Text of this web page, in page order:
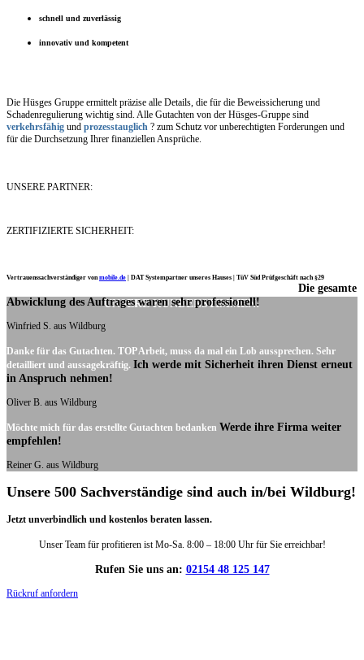
schnell und zuverlässig
innovativ und kompetent
Die Hüsges Gruppe ermittelt präzise alle Details, die für die Beweissicherung und
Schadenregulierung wichtig sind. Alle Gutachten von der Hüsges-Gruppe sind
verkehrsfähig und prozesstauglich ? zum Schutz vor unberechtigten Forderungen und
für die Durchsetzung Ihrer finanziellen Ansprüche.
UNSERE PARTNER:
ZERTIFIZIERTE SICHERHEIT:
Vertrauenssachverständiger vonmobile.de DAT Systempartner unseres Hauses | TüV Süd Prüfgeschäft nach §29
UNSERE KUNDENSTIMMEN:
Die gesamte
Abwicklung des Auftrages waren sehr professionell!
Winfried S. aus Wildburg
Danke für das Gutachten. TOP Arbeit, muss da mal ein Lob aussprechen. Sehr
detailliert und aussagekräftig. Ich werde mit Sicherheit ihren Dienst erneut
in Anspruch nehmen!
Oliver B. aus Wildburg
Möchte mich für das erstellte Gutachten bedanken Werde ihre Firma weiter
empfehlen!
Reiner G. aus Wildburg
Unsere 500 Sachverständige sind auch in/bei Wildburg!
Jetzt unverbindlich und kostenlos beraten lassen.
Unser Team für profitieren ist Mo-Sa. 8:00 – 18:00 Uhr für Sie erreichbar!
Rufen Sie uns an: 02154 48 125 147
Rückruf anfordern